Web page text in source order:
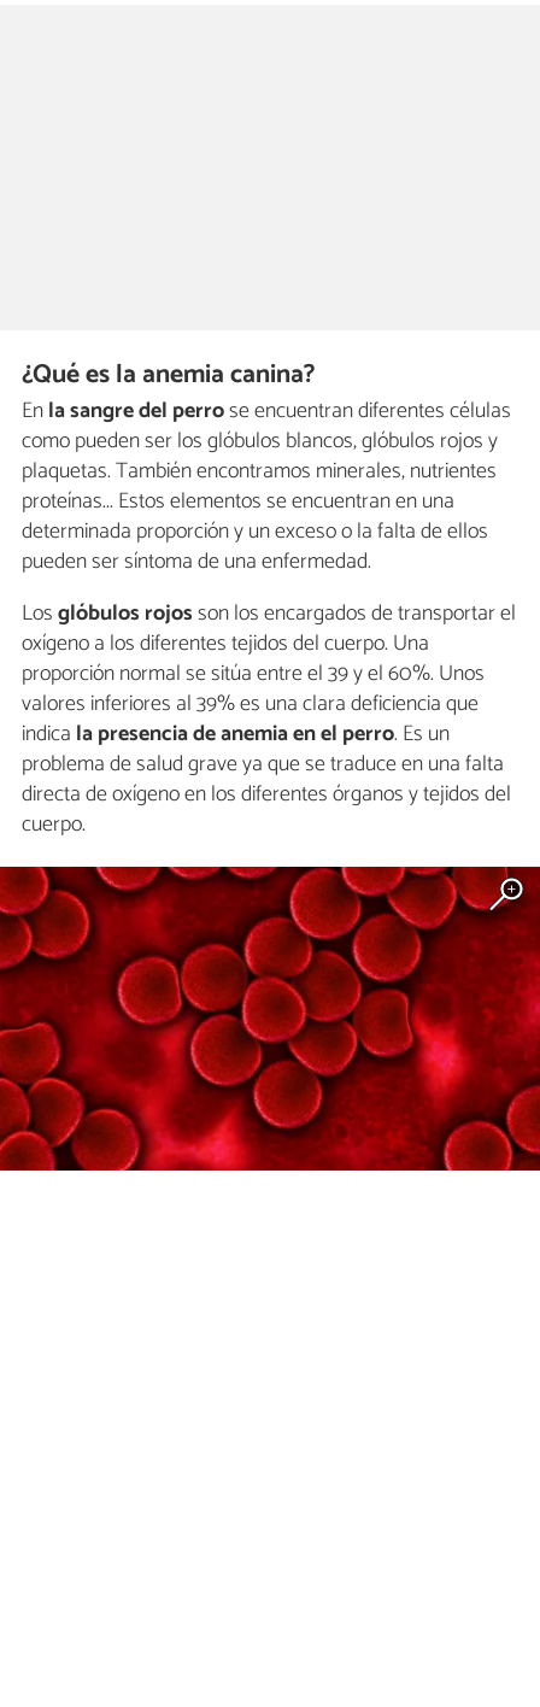
¿Qué es la anemia canina?
Enla sangre del perrose encuentran diferentes células
como pueden ser los glóbulos blancos, glóbulos rojos y
plaquetas. También encontramos minerales, nutrientes
proteínas... Estos elementos se encuentran en una
determinada proporción y un exceso o la falta de ellos
pueden ser síntoma de una enfermedad.
Losglóbulos rojosson los encargados de transportar el
oxígeno a los diferentes tejidos del cuerpo. Una
proporción normal se sitúa entre el 39 y el 60%. Unos
valores inferiores al 39% es una clara deficiencia que
indica la presencia de anemia en el perro. Es un
problema de salud grave ya que se traduce en una falta
directa de oxígeno en los diferentes órganos y tejidos del
cuerpo.